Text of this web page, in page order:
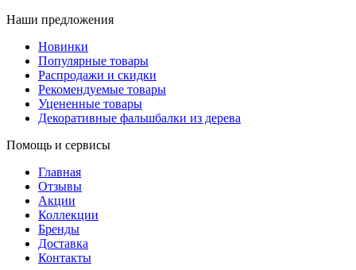
Наши предложения
Новинки
Популярные товары
Распродажи и скидки
Рекомендуемые товары
Уцененные товары
Декоративные фальшбалки из дерева
Помощь и сервисы
Главная
Отзывы
Акции
Коллекции
Бренды
Доставка
Контакты